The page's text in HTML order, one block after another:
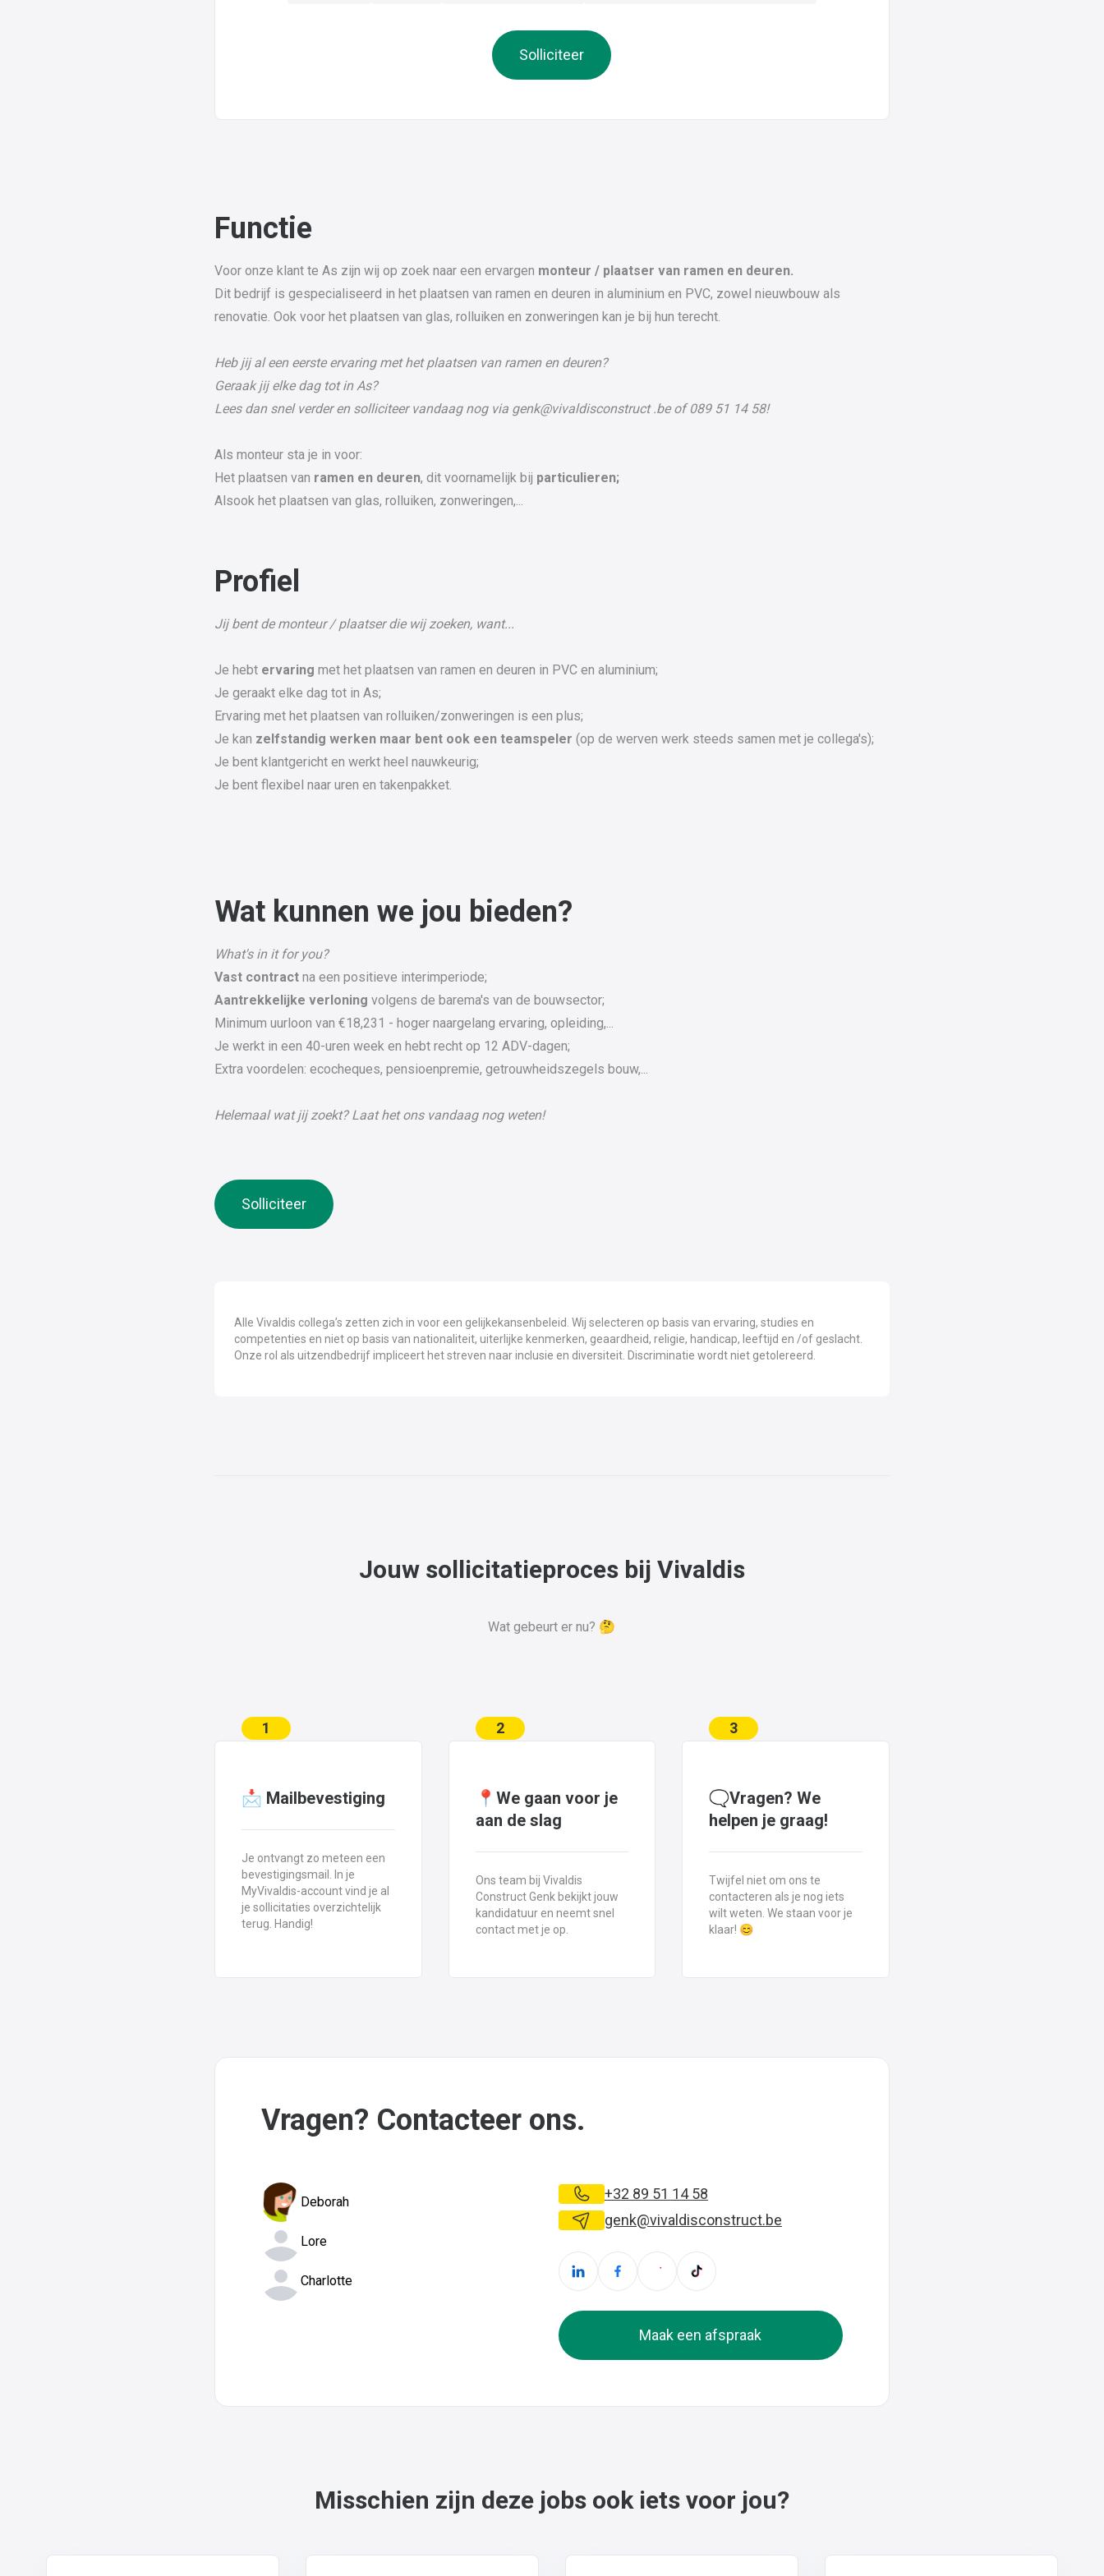
Solliciteer
Functie
Voor onze klant te As zijn wij op zoek naar een ervargen monteur / plaatser van ramen en deuren.
Dit bedrijf is gespecialiseerd in het plaatsen van ramen en deuren in aluminium en PVC, zowel nieuwbouw als
renovatie. Ook voor het plaatsen van glas, rolluiken en zonweringen kan je bij hun terecht.
Heb jij al een eerste ervaring met het plaatsen van ramen en deuren?
Geraak jij elke dag tot in As?
Lees dan snel verder en solliciteer vandaag nog via genk@vivaldisconstruct .be of 089 51 14 58!
Als monteur sta je in voor:
Het plaatsen van ramen en deuren, dit voornamelijk bij particulieren;
Alsook het plaatsen van glas, rolluiken, zonweringen,...
Profiel
Jij bent de monteur / plaatser die wij zoeken, want...
Je hebt ervaring met het plaatsen van ramen en deuren in PVC en aluminium;
Je geraakt elke dag tot in As;
Ervaring met het plaatsen van rolluiken/zonweringen is een plus;
Je kan zelfstandig werken maar bent ook een teamspeler(op de werven werk steeds samen met je collega's);
Je bent klantgericht en werkt heel nauwkeurig;
Je bent flexibel naar uren en takenpakket.
Wat kunnen we jou bieden?
What's in it for you?
Vast contractna een positieve interimperiode;
Aantrekkelijke verloning volgens de barema's van de bouwsector;
Minimum uurloon van €18,231 - hoger naargelang ervaring, opleiding,...
Je werkt in een 40-uren week en hebt recht op 12 ADV-dagen;
Extra voordelen: ecocheques, pensioenpremie, getrouwheidszegels bouw,...
Helemaal wat jij zoekt? Laat het ons vandaag nog weten!
Solliciteer
Alle Vivaldis collega’s zetten zich in voor een gelijkekansenbeleid. Wij selecteren op basis van ervaring, studies en
competenties en niet op basis van nationaliteit, uiterlijke kenmerken, geaardheid, religie, handicap, leeftijd en /of geslacht.
Onze rol als uitzendbedrijf impliceert het streven naar inclusie en diversiteit. Discriminatie wordt niet getolereerd.
Jouw sollicitatieproces bij Vivaldis
Wat gebeurt er nu? 🤔
1
📩 Mailbevestiging
Je ontvangt zo meteen een
bevestigingsmail. In je
MyVivaldis-account vind je al
je sollicitaties overzichtelijk
terug. Handig!
2
📍We gaan voor je
aan de slag
Ons team bij Vivaldis
Construct Genk bekijkt jouw
kandidatuur en neemt snel
contact met je op.
3
🗨️Vragen? We
helpen je graag!
Twijfel niet om ons te
contacteren als je nog iets
wilt weten. We staan voor je
klaar! 😊
Vragen? Contacteer ons.
Deborah
Lore
Charlotte
+32 89 51 14 58
genk@vivaldisconstruct.be
Maak een afspraak
Misschien zijn deze jobs ook iets voor jou?